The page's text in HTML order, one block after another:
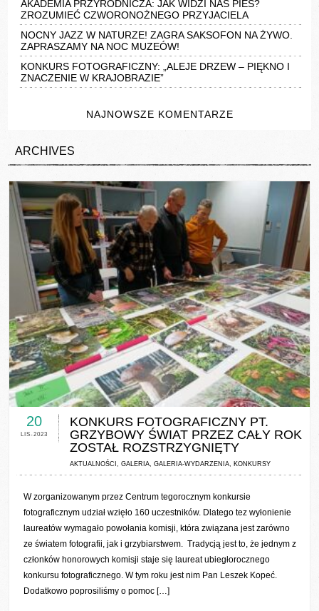
AKADEMIA PRZYRODNICZA: JAK WIDZI NAS PIES?
ZROZUMIEĆ CZWORONOŻNEGO PRZYJACIELA
NOCNY JAZZ W NATURZE! ZAGRA SAKSOFON NA ŻYWO.
ZAPRASZAMY NA NOC MUZEÓW!
KONKURS FOTOGRAFICZNY: „ALEJE DRZEW – PIĘKNO I
ZNACZENIE W KRAJOBRAZIE”
NAJNOWSZE KOMENTARZE
ARCHIVES
0 COMMENTS / 0 VOTES
20
LIS-2023
KONKURS FOTOGRAFICZNY PT.
GRZYBOWY ŚWIAT PRZEZ CAŁY ROK
ZOSTAŁ ROZSTRZYGNIĘTY
AKTUALNOŚCI,GALERIA,GALERIA-WYDARZENIA, KONKURSY
W zorganizowanym przez Centrum tegorocznym konkursie
fotograficznym udział wzięło 160 uczestników. Dlatego tez wyłonienie
laureatów wymagało powołania komisji, która związana jest zarówno
ze światem fotografii, jak i grzybiarstwem. Tradycją jest to, że jednym z
członków honorowych komisji staje się laureat ubiegłorocznego
konkursu fotograficznego. W tym roku jest nim Pan Leszek Kopeć.
Dodatkowo poprosiliśmy o pomoc […]